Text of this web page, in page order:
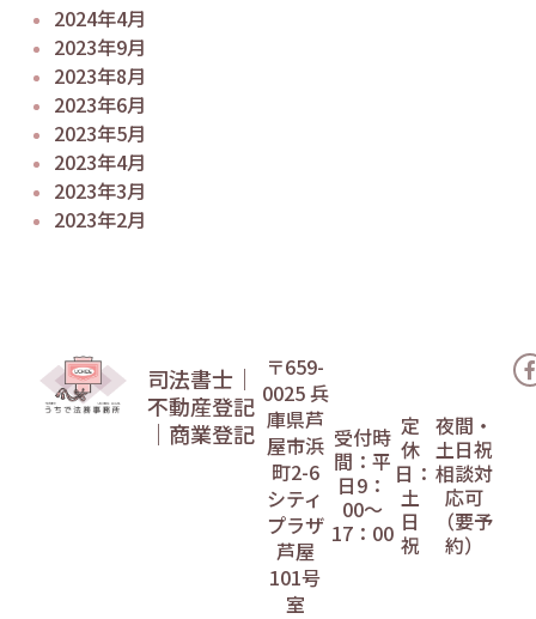
2024年4月
2023年9月
2023年8月
2023年6月
2023年5月
2023年4月
2023年3月
2023年2月
司法書士｜
不動産登記
｜商業登記
〒659-
0025兵
庫県芦
屋市浜
町2-6
シティ
プラザ
芦屋
101号
室
受付時
間：平
日9：
00〜
17：00
定
休
日：
土
日
祝
夜間・
土日祝
相談対
応可
（要予
約）